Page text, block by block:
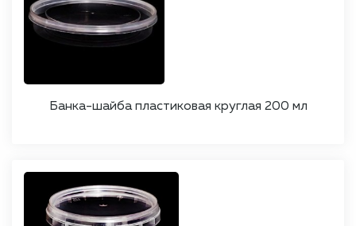
Банка-шайба пластиковая круглая 200 мл